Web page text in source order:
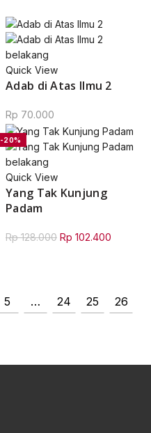
Quick View
Adab di Atas Ilmu 2
Rp 70.000
-20%
Quick View
Yang Tak Kunjung
Padam
Rp128.000 Original
Rp 102.400
5 … 24 25 26